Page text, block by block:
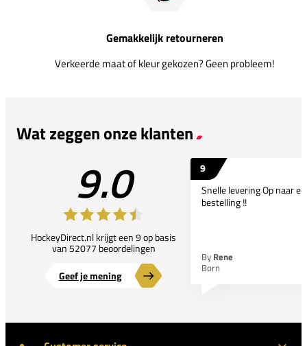
Gemakkelijk retourneren
Verkeerde maat of kleur gekozen? Geen probleem!
Wat zeggen onze klanten
9.0
HockeyDirect.nl krijgt een 9 op basis
van 52077 beoordelingen
Geef je mening
9
Snelle levering Op naar
bestelling !!
By Rene
Born